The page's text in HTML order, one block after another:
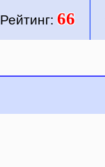
Рейтинг: 66